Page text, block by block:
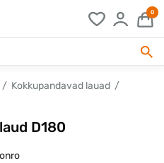
0
Kokkupandavad lauad
D180